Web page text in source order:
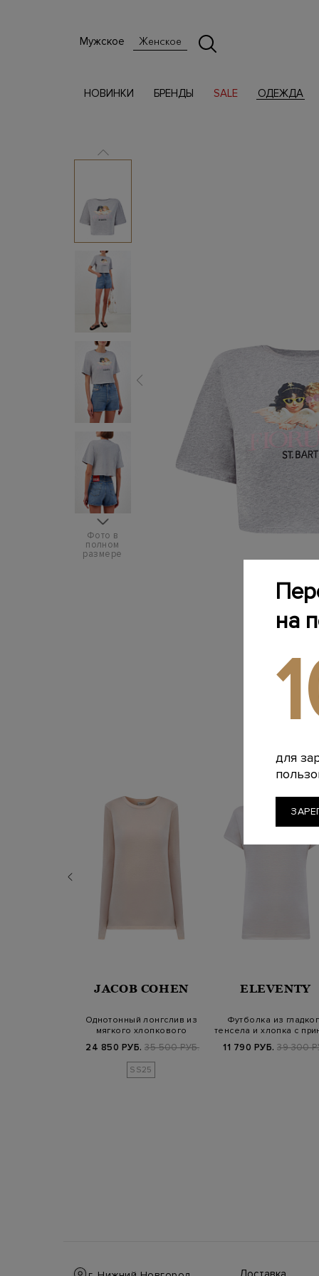
Мужское Женское
НОВИНКИ БРЕНДЫ SALE ОДЕЖДА
Фото в
полном
размере
JACOB COHEN
Однотонный лонгслив из
мягкого хлопкового
24 850 РУБ. 35 500 РУБ.
SS25
ELEVENTY
Футболка из
тенсела и хлопка с
11 790 РУБ. 39 300
на
для